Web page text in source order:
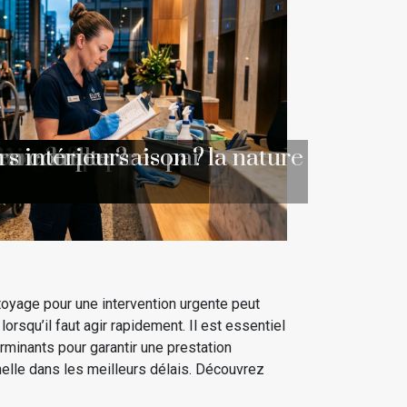
?
pour une intervention urgente peut
faut agir rapidement. Il est essentiel
pour garantir une prestation
dans les meilleurs délais. Découvrez
?
?inspirés par la nature
?
belle maison ?
compte ?
intérieurs